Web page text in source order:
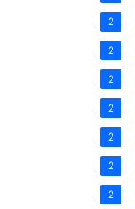
2
2
2
2
2
2
2